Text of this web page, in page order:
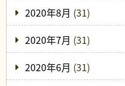
2020年8月 (31)
2020年7月 (31)
2020年6月 (31)